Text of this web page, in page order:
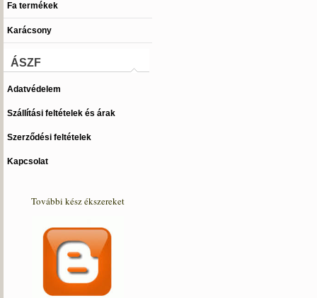
Fa termékek
Karácsony
ÁSZF
Adatvédelem
Szállítási feltételek és árak
Szerződési feltételek
Kapcsolat
További kész ékszereket